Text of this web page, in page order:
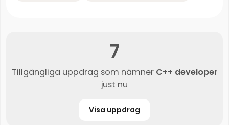
7
Tillgängliga uppdrag som nämner C++ developer
just nu
Visa uppdrag